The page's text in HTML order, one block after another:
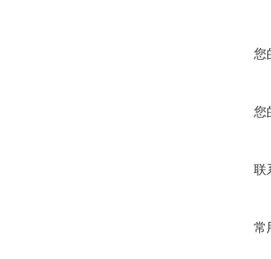
您
您
联
常